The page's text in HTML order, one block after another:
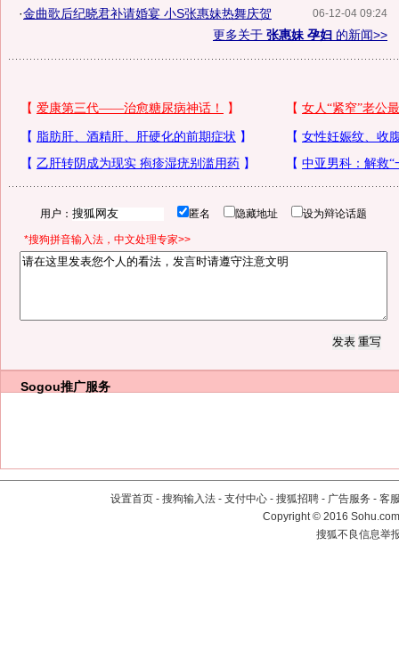
06-12-04 09:24
·金曲歌后纪晓君补请婚宴 小S张惠妹热舞庆贺
更多关于 张惠妹 孕妇 的新闻>>
用户： 匿名 隐藏地址 设为辩论话题
*搜狗拼音输入法，中文处理专家>>
Sogou推广服务
设置首页 - 搜狗输入法 - 支付中心 - 搜狐招聘 - 广告服务 - 客
Copyright©2016
搜狐不良信息举